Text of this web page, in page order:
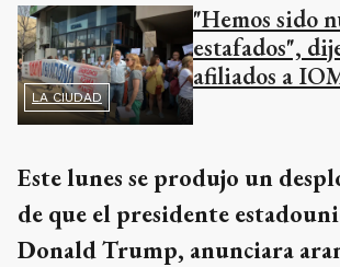
LA CIUDAD
"Hemos sido
estafados",
afiliados a
Este lunes se produjo un
de que el presidente
Donald Trump, anunciara